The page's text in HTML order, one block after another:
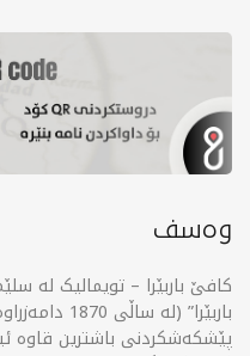
وەسف
کافێ باربێرا – تویمالیک لە
باربێرا”
پێشکەشکردنی باشترین قاوە